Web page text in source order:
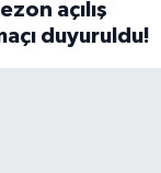
açılış
duyuruldu!